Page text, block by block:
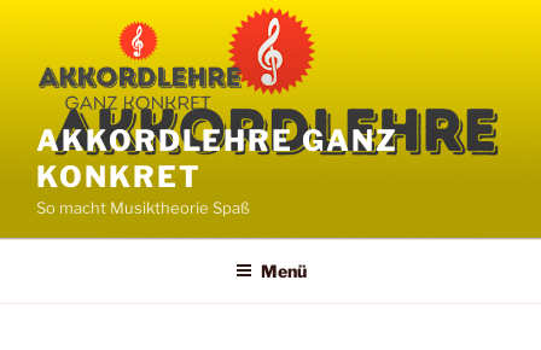
springen
AKKORDLEHRE GANZ
KONKRET
So macht Musiktheorie Spaß
Menü